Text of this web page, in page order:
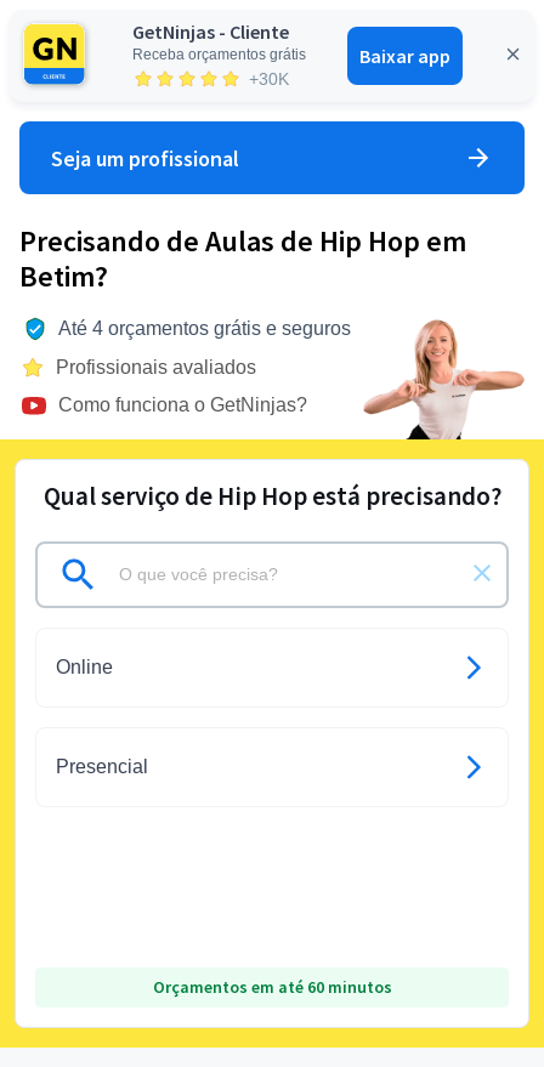
GetNinjas - Cliente
Receba orçamentos grátis
+30K
Baixar app
Entrar
Seja um profissional
Precisando de Aulas de Hip Hop em
Betim?
Até 4 orçamentos grátis e seguros
Profissionais avaliados
Como funciona o GetNinjas?
Qual serviço de Hip Hop está precisando?
Online
Presencial
Orçamentos em até 60 minutos